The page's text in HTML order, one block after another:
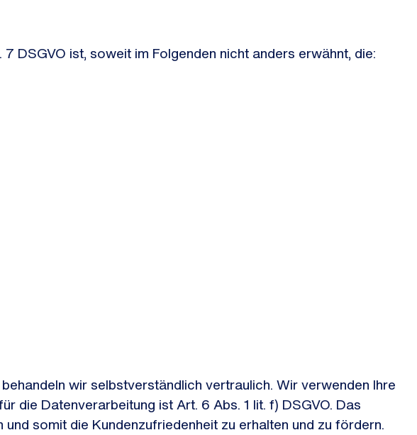
DSGVO ist, soweit im Folgenden nicht anders erwähnt, die:
wir selbstverständlich vertraulich. Wir verwenden Ihre
die Datenverarbeitung ist Art. 6 Abs. 1 lit. f) DSGVO. Das
somit die Kundenzufriedenheit zu erhalten und zu fördern.